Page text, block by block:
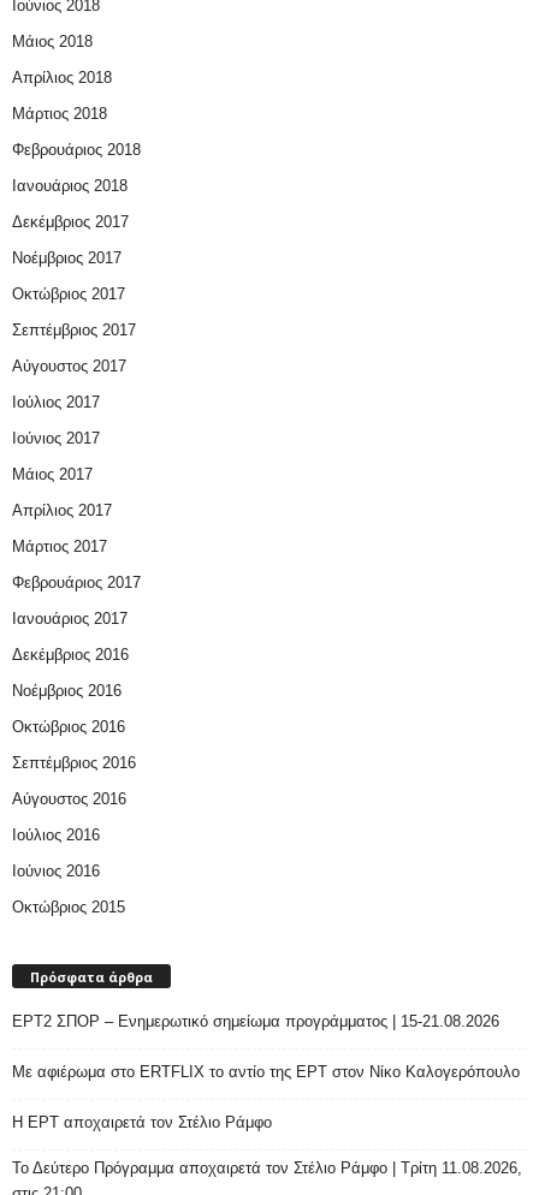
Ιούνιος 2018
Μάιος 2018
Απρίλιος 2018
Μάρτιος 2018
Φεβρουάριος 2018
Ιανουάριος 2018
Δεκέμβριος 2017
Νοέμβριος 2017
Οκτώβριος 2017
Σεπτέμβριος 2017
Αύγουστος 2017
Ιούλιος 2017
Ιούνιος 2017
Μάιος 2017
Απρίλιος 2017
Μάρτιος 2017
Φεβρουάριος 2017
Ιανουάριος 2017
Δεκέμβριος 2016
Νοέμβριος 2016
Οκτώβριος 2016
Σεπτέμβριος 2016
Αύγουστος 2016
Ιούλιος 2016
Ιούνιος 2016
Οκτώβριος 2015
Πρόσφατα άρθρα
ΕΡΤ2 ΣΠΟΡ – Ενημερωτικό σημείωμα προγράμματος | 15-21.08.2026
Με αφιέρωμα στο ERTFLIX το αντίο της ΕΡΤ στον Νίκο Καλογερόπουλο
Η ΕΡΤ αποχαιρετά τον Στέλιο Ράμφο
Το Δεύτερο Πρόγραμμα αποχαιρετά τον Στέλιο Ράμφο | Τρίτη 11.08.2026,